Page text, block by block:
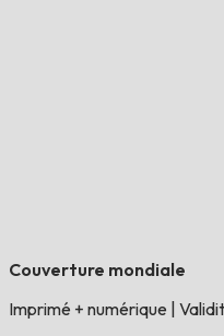
Couverture mondiale
Imprimé + numérique